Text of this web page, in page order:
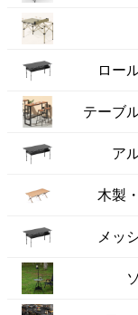
ロー
テーブ
ア
木製
メッ